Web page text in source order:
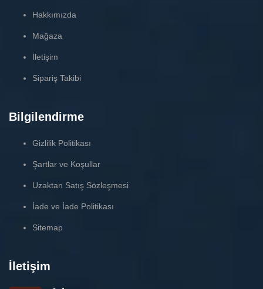
Hakkımızda
Mağaza
İletişim
Sipariş Takibi
Bilgilendirme
Gizlilik Politikası
Şartlar ve Koşullar
Uzaktan Satış Sözleşmesi
İade ve İade Politikası
Sitemap
İletişim